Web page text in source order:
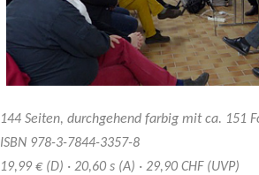
144 Seiten, durchgehend farbig mit ca. 151
ISBN 978-3-7844-3357-8
19,99 € (D) · 20,60 s (A) · 29,90 CHF (UVP)